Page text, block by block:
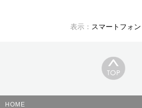
表示： スマートフォン
HOME